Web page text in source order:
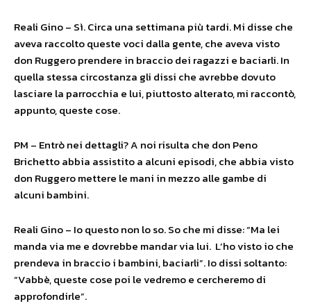
Reali Gino – Sì. Circa una settimana più tardi. Mi disse che
aveva raccolto queste voci dalla gente, che aveva visto
don Ruggero prendere in braccio dei ragazzi e baciarli. In
quella stessa circostanza gli dissi che avrebbe dovuto
lasciare la parrocchia e lui, piuttosto alterato, mi raccontò,
appunto, queste cose.
PM – Entrò nei dettagli? A noi risulta che don Peno
Brichetto abbia assistito a alcuni episodi, che abbia visto
don Ruggero mettere le mani in mezzo alle gambe di
alcuni bambini.
Reali Gino – Io questo non lo so. So che mi disse: “Ma lei
manda via me e dovrebbe mandar via lui. L’ho visto io che
prendeva in braccio i bambini, baciarli”. Io dissi soltanto:
“Vabbè, queste cose poi le vedremo e cercheremo di
approfondirle”.